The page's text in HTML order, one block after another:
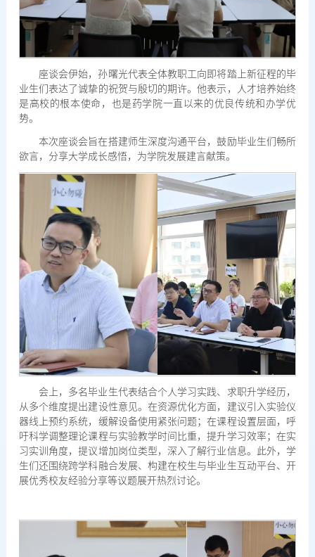
座谈会伊始，孙曙光代表全体教职工向即将踏上新征程的毕
业生们表达了诚挚的祝贺与殷切的期许。他表示，人才培养始终
是高校的根本使命，也是药学院一直以来的优良传统和办学优
势。
本次座谈会旨在搭建师生深度沟通平台，鼓励毕业生们畅所
欲言，分享大学成长感悟，为学院发展建言献策。
会上，多名毕业生代表结合个人学习实践、求职升学经历，
从多个维度提出建设性意见。在资源优化方面，建议引入实验仪
器线上预约系统，缓解设备使用紧张问题；在课程设置层面，呼
吁科学调整理论课程与实验教学时间比重，提升学习效率；在实
习实训角度，提议增加岗位类型，深入了解行业信息。此外，学
生们还围绕跨学科融合发展、构建在校生与毕业生互动平台、开
展优秀校友经验分享等议题展开热烈讨论。